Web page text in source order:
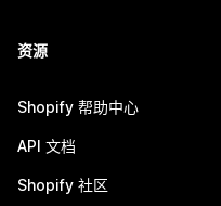
资源
Shopify 帮助中心
API 文档
Shopify 社区